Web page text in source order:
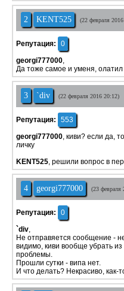
2 KENT525 (22 февраля
Репутация:
0
georgi777000,
Да тоже самое и уменя, олатил
3 `div (22 февраля 2016 20:12)
Репутация:
553
georgi777000, киви? если да,
личку
KENT525, решили вопрос в
4 georgi777000 (23 февраля
Репутация:
0
`div,
Не отправяется сообщение -
видимо, киви вообще убрать
проблемы.
Прошли сутки - випа нет.
И что делать? Некрасиво, как-